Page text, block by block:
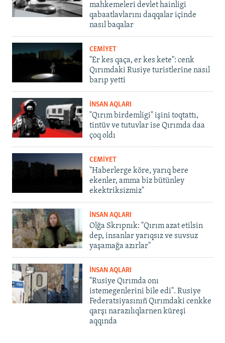
mahkemeleri devlet hainligi
qabaatlavlarını daqqalar içinde
nasıl baqalar
CEMİYET
"Er kes qaça, er kes kete": cenk
Qırımdaki Rusiye turistlerine nasıl
barıp yetti
İNSAN AQLARI
"Qırım birdemligi" işini toqtattı,
tintüv ve tutuvlar ise Qırımda daa
çoq oldı
CEMİYET
"Haberlerge köre, yarıq bere
ekenler, amma biz bütünley
ekektriksizmiz"
İNSAN AQLARI
Olğa Skrıpnık: "Qırım azat etilsin
dep, insanlar yarıqsız ve suvsuz
yaşamağa azırlar"
İNSAN AQLARI
"Rusiye Qırımda onı
istemegenlerini bile edi". Rusiye
Federatsiyasınıñ Qırımdaki cenkke
qarşı narazılıqlarnen küreşi
aqqında